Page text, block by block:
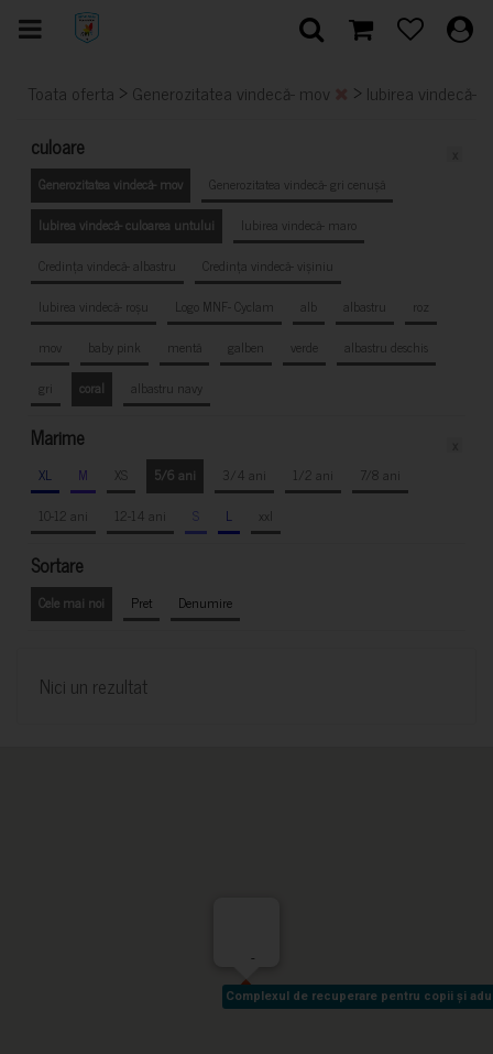
Toata oferta > Generozitatea vindecă- mov > Iubirea vindecă-
culoare
Generozitatea vindecă- mov
Generozitatea vindecă- gri cenușă
Iubirea vindecă- culoarea untului
Iubirea vindecă- maro
Credința vindecă- albastru
Credința vindecă- vișiniu
Iubirea vindecă- roșu
Logo MNF- Cyclam alb albastru
roz
mov
baby pink mentă galben verde
albastru deschis
gri
coral albastru navy
Marime
XL M XS 5/6 ani 3/4 ani 1/2 ani
7/8 ani
10-12 ani
12-14 ani S L xxl
Sortare
Cele mai noi Pret Denumire
Nici un rezultat
Complexul de recuperare pentru copii și
Complexul de recuperare pentru copii și
-